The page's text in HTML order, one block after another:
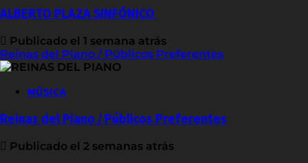
ALBERTO PLAZA SINFÓNICO
Publicado el 1 semana atrás
Reinas del Piano / Públicos Preferentes
MÚSICA
Reinas del Piano / Públicos Preferentes
Publicado el 2 semanas atrás